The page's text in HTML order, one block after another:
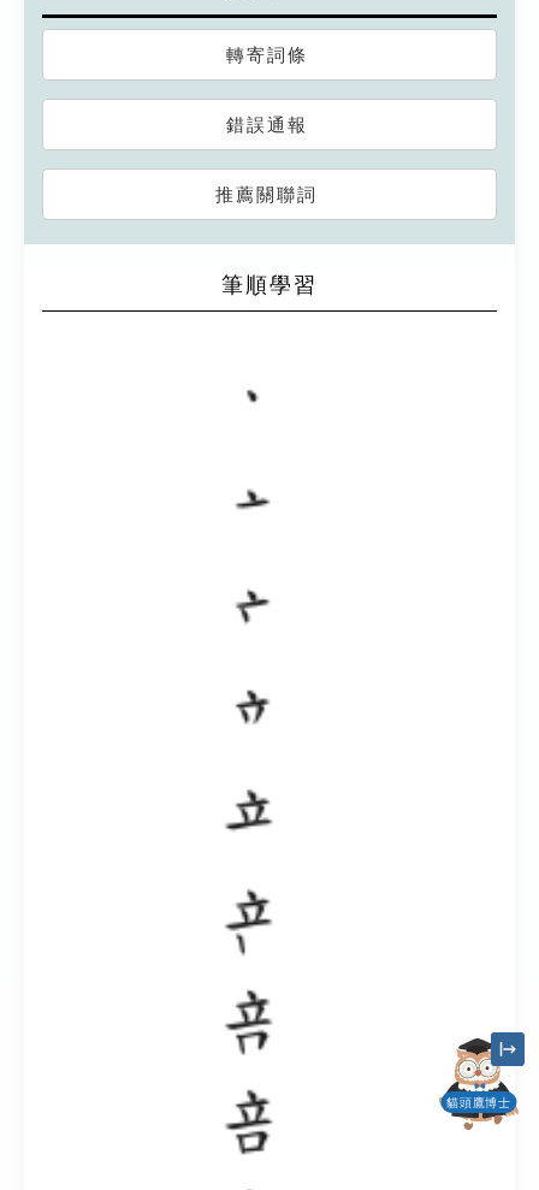
轉寄詞條
錯誤通報
推薦關聯詞
筆順學習
貓頭鷹博士